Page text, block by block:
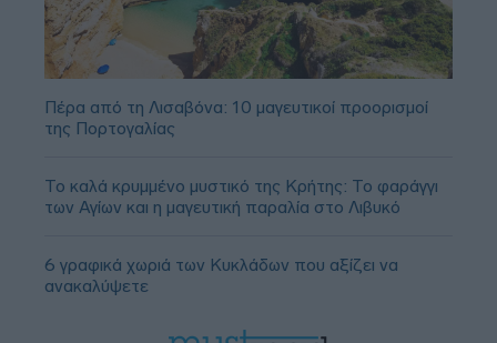
Πέρα από τη Λισαβόνα: 10 μαγευτικοί προορισμοί
της Πορτογαλίας
Το καλά κρυμμένο μυστικό της Κρήτης: Το φαράγγι
των Αγίων και η μαγευτική παραλία στο Λιβυκό
6 γραφικά χωριά των Κυκλάδων που αξίζει να
ανακαλύψετε